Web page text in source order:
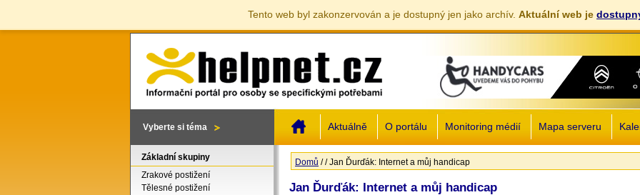
Tento web byl zakonzervován a je dostupný jen jako archív. Aktuální web je
Vyberte si téma Aktuálně O portálu Monitoring médií Mapa serveru
Jste zde
Domů //Jan Ďurďák: Internet a můj handicap
Jan Ďurďák: Internet a můj handicap
Základní skupiny
Zrakové postižení
Tělesné postižení